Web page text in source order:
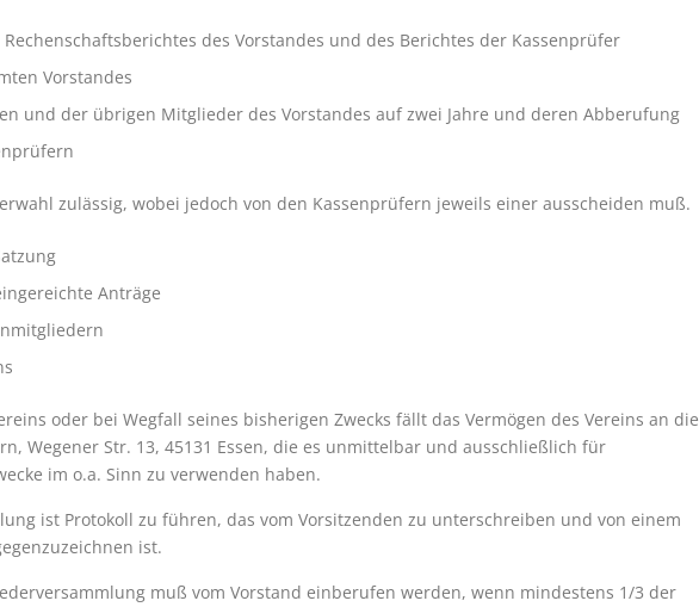
des Vorstandes und des Berichtes der Kassenprüfer
Vorstandes
und der übrigen Mitglieder des Vorstandes auf zwei Jahre und deren Abberufung
zulässig, wobei jedoch von den Kassenprüfern jeweils einer ausscheiden muß.
Anträge
oder bei Wegfall seines bisherigen Zwecks fällt das Vermögen des Vereins an die
Wegener Str. 13, 45131 Essen, die es unmittelbar und ausschließlich für
im o.a. Sinn zu verwenden haben.
ist Protokoll zu führen, das vom Vorsitzenden zu unterschreiben und von einem
ist.
muß vom Vorstand einberufen werden, wenn mindestens 1/3 der